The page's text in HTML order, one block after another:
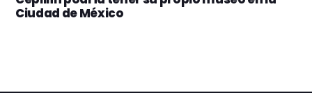
Ciudad de México